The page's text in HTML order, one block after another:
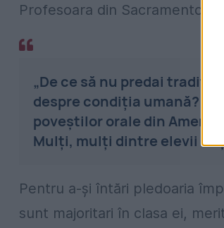
Profesoara din Sacramento
„De ce să nu predai
despre condiția umană?
poveștilor orale din
Mulți, mulți dintre elevii
Pentru a-și întări pledoaria
sunt majoritari în clasa ei,